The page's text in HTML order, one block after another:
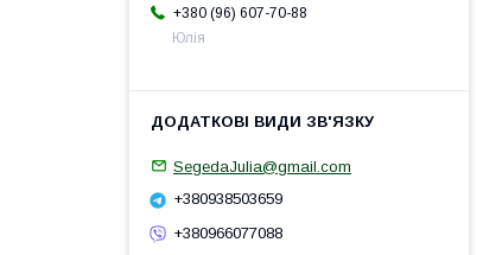
+380 (96) 607-70-88
Юлія
SegedaJulia@gmail.com
+380938503659
+380966077088